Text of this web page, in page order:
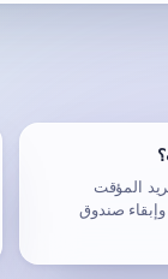
المؤقت
وإبقاء صندوق